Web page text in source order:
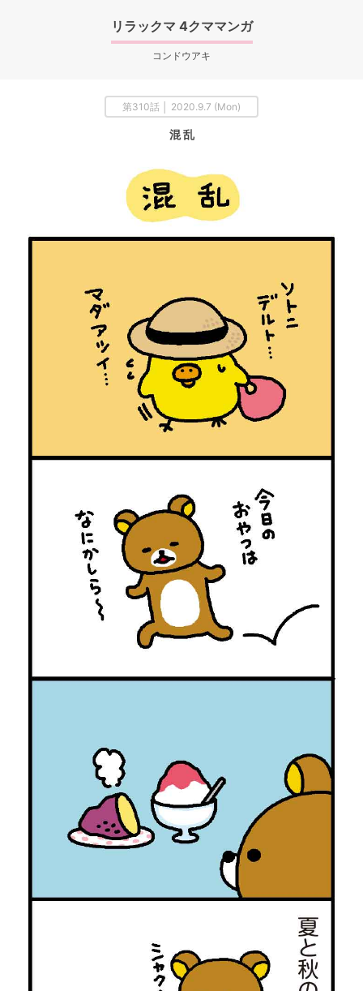
リラックマ 4クママンガ
コンドウアキ
第310話 │ 2020.9.7 (Mon)
混 乱